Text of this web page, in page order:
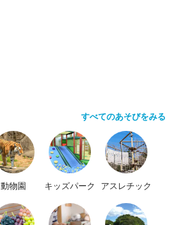
すべてのあそびをみる
動物園 キッズパーク アスレチック